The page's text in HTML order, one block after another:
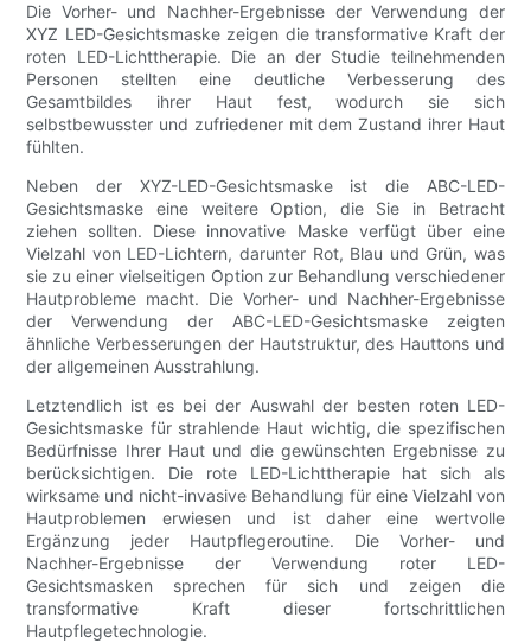
Die Vorher- und Nachher-Ergebnisse der Verwendung der
XYZ LED-Gesichtsmaske zeigen die transformative Kraft der
roten LED-Lichttherapie. Die an der Studie teilnehmenden
Personen stellten eine deutliche Verbesserung des
Gesamtbildes ihrer Haut fest, wodurch sie sich
selbstbewusster und zufriedener mit dem Zustand ihrer Haut
fühlten.
Neben der XYZ-LED-Gesichtsmaske ist die ABC-LED-
Gesichtsmaske eine weitere Option, die Sie in Betracht
ziehen sollten. Diese innovative Maske verfügt über eine
Vielzahl von LED-Lichtern, darunter Rot, Blau und Grün, was
sie zu einer vielseitigen Option zur Behandlung verschiedener
Hautprobleme macht. Die Vorher- und Nachher-Ergebnisse
der Verwendung der ABC-LED-Gesichtsmaske zeigten
ähnliche Verbesserungen der Hautstruktur, des Hauttons und
der allgemeinen Ausstrahlung.
Letztendlich ist es bei der Auswahl der besten roten LED-
Gesichtsmaske für strahlende Haut wichtig, die spezifischen
Bedürfnisse Ihrer Haut und die gewünschten Ergebnisse zu
berücksichtigen. Die rote LED-Lichttherapie hat sich als
wirksame und nicht-invasive Behandlung für eine Vielzahl von
Hautproblemen erwiesen und ist daher eine wertvolle
Ergänzung jeder Hautpflegeroutine. Die Vorher- und
Nachher-Ergebnisse der Verwendung roter LED-
Gesichtsmasken sprechen für sich und zeigen die
transformative Kraft dieser fortschrittlichen
Hautpflegetechnologie.